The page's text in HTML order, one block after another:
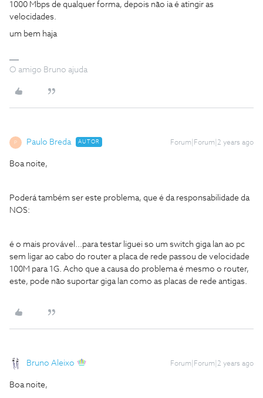
1000 Mbps de qualquer forma, depois não ia é atingir as
velocidades.
um bem haja
O amigo Bruno ajuda
P Paulo Breda AUTOR Forum|Forum|2 years ago
Boa noite,
Poderá também ser este problema, que é da responsabilidade da
NOS:
é o mais provável...para testar liguei so um switch giga lan ao pc
sem ligar ao cabo do router a placa de rede passou de velocidade
100M para 1G. Acho que a causa do problema é mesmo o router,
este, pode não suportar giga lan como as placas de rede antigas.
Bruno Aleixo Forum|Forum|2 years ago
Boa noite,